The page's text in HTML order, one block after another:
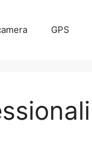
GPS